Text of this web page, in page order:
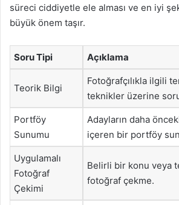
süreci ciddiyetle ele alması ve en iyi
büyük önem taşır.
Soru Tipi Açıklama
Teorik Bilgi
Fotoğrafçılıkla ilgili
teknikler üzerine
Portföy
Sunumu
Adayların daha
içeren bir portföy
Uygulamalı
Fotoğraf
Çekimi
Belirli bir konu veya
fotoğraf çekme.